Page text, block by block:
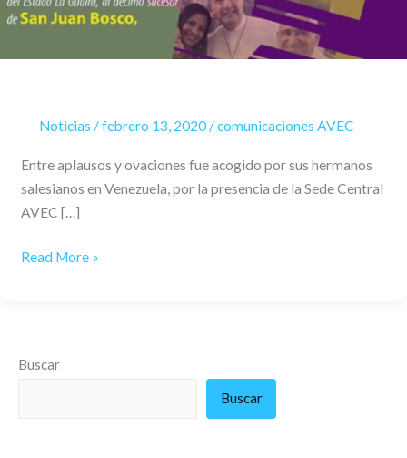
Noticias /febrero 13, 2020 /comunicaciones AVEC
Entre aplausos y ovaciones fue acogido por sus hermanos
salesianos en Venezuela, por la presencia de la Sede Central
AVEC […]
EL
ARTIME,
MAYOR
DE
LA
SALESIANA
Read More »
Buscar
Buscar